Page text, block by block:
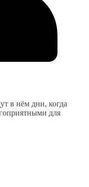
в нём дни, когда
для